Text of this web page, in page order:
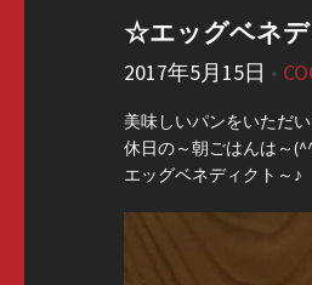
☆エッグベネ
2017年5月15日 •
美味しいパンをいただい
休日の～朝ごはんは～
エッグベネディクト～♪